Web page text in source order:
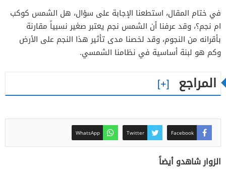
في ختام المقال، استطعنا الإجابة على سؤال، هل الشمس كوكب
ام نجم؟، وقد عرفنا أن الشمس نجم يعتبر صغير نسبياً مقارنة
بأقرانه من النجوم، وقد لخصنا مدى تأثير هذا النجم على الأرض
وكم هو لبنة أساسية في نظامنا الشمسي.
المراجع
Facebook
Twitter
WhatsApp
الزوار شاهدو أيضاً